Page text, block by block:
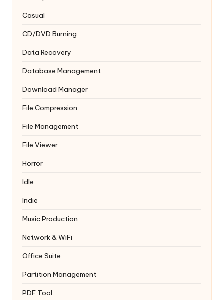
Casual
CD/DVD Burning
Data Recovery
Database Management
Download Manager
File Compression
File Management
File Viewer
Horror
Idle
Indie
Music Production
Network & WiFi
Office Suite
Partition Management
PDF Tool